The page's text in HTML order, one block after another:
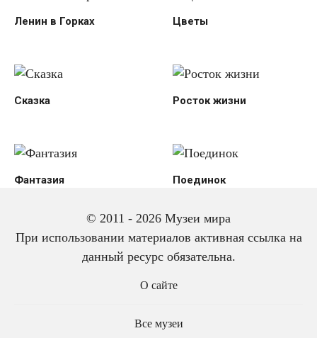
Ленин в Горках Цветы
Сказка Росток жизни
Фантазия Поединок
© 2011 - 2026 Музеи мира
При использовании материалов активная ссылка на
данный ресурс обязательна.
О сайте
Все музеи